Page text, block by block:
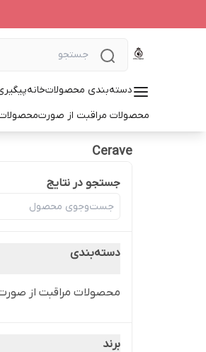
دسته‌بندی محصولاتخانه
محصولات مراقبت از صورت
Cerave
جستجو در نتایج
دسته‌بندی
محصولات مراقبت از
برند